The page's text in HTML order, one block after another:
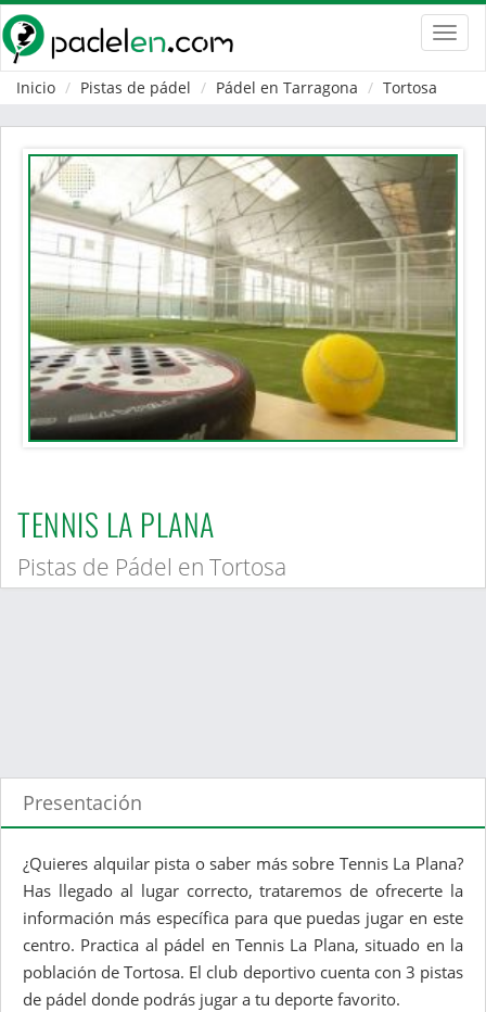
Inicio
Pistas de pádel Pádel en Tarragona Tortosa
TENNIS LA PLANA
Pistas de Pádel en Tortosa
Presentación
¿Quieres alquilar pista o saber más sobre Tennis La Plana?
Has llegado al lugar correcto, trataremos de ofrecerte la
información más específica para que puedas jugar en este
centro. Practica al pádel en Tennis La Plana, situado en la
población de Tortosa. El club deportivo cuenta con 3 pistas
de pádel donde podrás jugar a tu deporte favorito.